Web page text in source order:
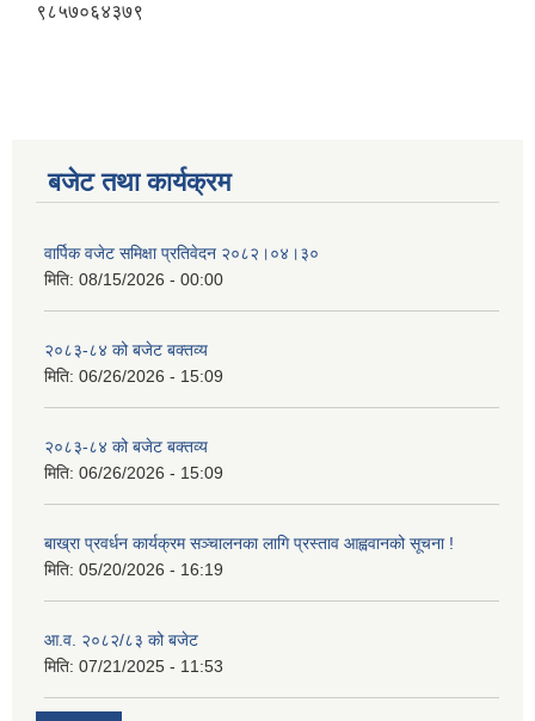
९८५७०६४३७९
बजेट तथा कार्यक्रम
वार्पिक वजेट समिक्षा प्रतिवेदन २०८२।०४।३०
मिति: 08/15/2026 - 00:00
२०८३-८४ को बजेट बक्तव्य
मिति: 06/26/2026 - 15:09
२०८३-८४ को बजेट बक्तव्य
मिति: 06/26/2026 - 15:09
बाख्रा प्रवर्धन कार्यक्रम सञ्चालनका लागि प्रस्ताव आह्ववानको सूचना !
मिति: 05/20/2026 - 16:19
आ.व. २०८२/८३ को बजेट
मिति: 07/21/2025 - 11:53